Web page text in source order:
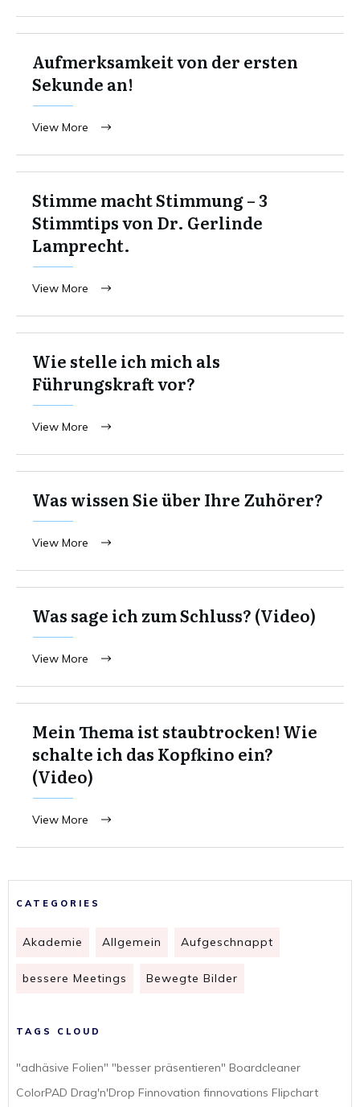
Aufmerksamkeit von der ersten
Sekunde an!
View More
Stimme macht Stimmung – 3
Stimmtips von Dr. Gerlinde
Lamprecht.
View More
Wie stelle ich mich als
Führungskraft vor?
View More
Was wissen Sie über Ihre Zuhörer?
View More
Was sage ich zum Schluss? (Video)
View More
Mein Thema ist staubtrocken! Wie
schalte ich das Kopfkino ein?
(Video)
View More
CATEGORIES
Akademie Allgemein Aufgeschnappt
bessere Meetings Bewegte Bilder
TAGS CLOUD
"adhäsive Folien" "besser präsentieren" Boardcleaner
ColorPAD Drag'n'Drop Finnovation finnovations Flipchart